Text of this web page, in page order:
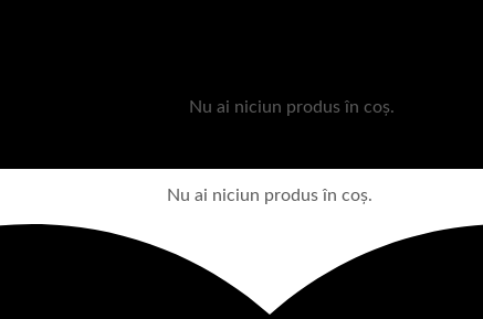
Nu ai niciun produs în coș.
Nu ai niciun produs în coș.